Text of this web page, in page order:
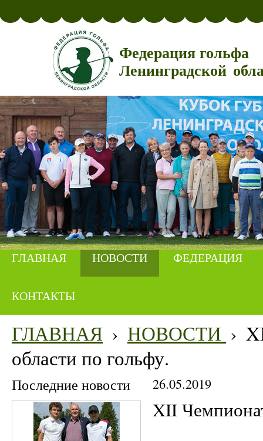
Федерация гольфа
Ленинградской
ГЛАВНАЯ НОВОСТИ ФЕДЕРАЦИЯ
КОНТАКТЫ
ГЛАВНАЯ › НОВОСТИ ›
области по гольфу.
Последние новости 26.05.2019
XII